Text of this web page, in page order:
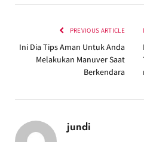
PREVIOUS ARTICLE
Ini Dia Tips Aman Untuk Anda
Melakukan Manuver Saat
Berkendara
jundi